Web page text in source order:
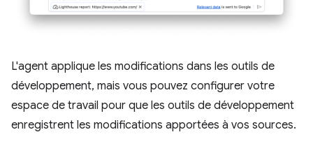
L'agent applique les modifications dans les outils de
développement, mais vous pouvez configurer votre
espace de travail pour que les outils de développement
enregistrent les modifications apportées à vos sources.